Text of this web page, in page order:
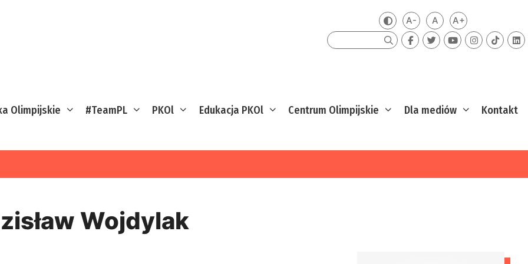
Zmień kontrast
A-Mniejsza czcionka
ADomyślna czcionka
A+Większa
Szukaj
Olimpijskie #TeamPL PKOl Edukacja PKOl Centrum Olimpijskie Dla mediów Kontakt
Wojdylak